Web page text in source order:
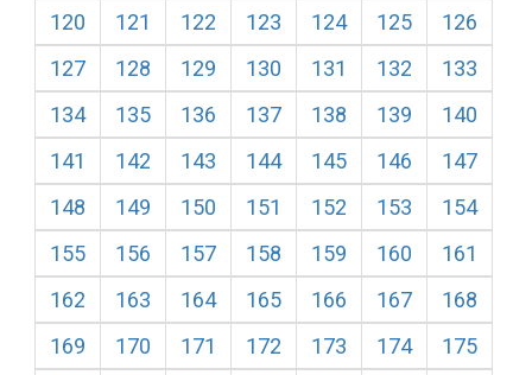
120
121 122 123 124 125
126
127
128 129 130 131 132
133
134
135 136 137 138 139
140
141
142 143 144 145 146
147
148
149 150 151 152 153
154
155
156 157 158 159 160
161
162
163 164 165 166 167
168
169
170 171 172 173 174
175